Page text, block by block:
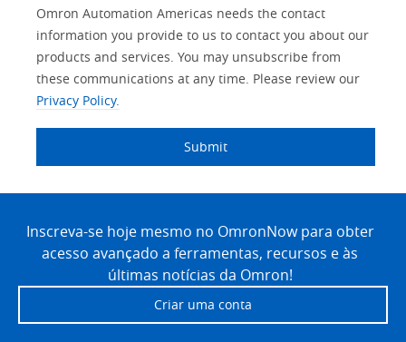
Other
Lead
Source
Lead
Source
Detail
Status
Opt-in
Marketing
No
Yes
I
am
an
Your
Role
Product Family
Interest
Automation
Components
and Vision
Drives
Solutions Interest
IO Link
Panel Building
Quality Control
Safety Solutions
Traceability
Omron Automation Americas needs the contact
information you provide to us to contact you about our
products and services. You may unsubscribe from
these communications at any time. Please review our
Privacy Policy.
Submit
FooterInscreva-se hoje mesmo no OmronNow para obter
acesso avançado a ferramentas, recursos e às
últimas notícias da Omron!
Criar uma conta